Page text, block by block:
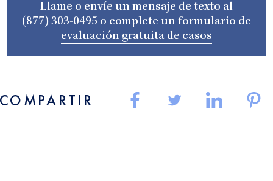
Llame o envíe un mensaje de texto al
(877) 303-0495 o complete un formulario de
evaluación gratuita de casos